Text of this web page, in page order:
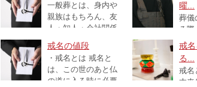
一般葬とは、身内や
親族はもちろん、友
人・知人・会社関係
者など故人様...
曜...
葬儀
る
引の日を気にする
戒名の値段
・戒名とは 戒名と
は、この世のあと仏
の道に入る時に必要
戒
る...
戒名
本来